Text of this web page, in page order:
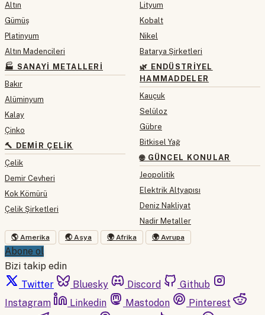
Altın
Gümüş
Platinyum
Altın Madencileri
🏭 SANAYI METALLERI
Bakır
Alüminyum
Kalay
Çinko
🔨 DEMIR ÇELIK
Çelik
Demir Cevheri
Kok Kömürü
Çelik Şirketleri
Lityum
Kobalt
Nikel
Batarya Şirketleri
🌿 ENDÜSTRIYEL
HAMMADDELER
Kauçuk
Selüloz
Gübre
Bitkisel Yağ
🌐 GÜNCEL KONULAR
Jeopolitik
Elektrik Altyapısı
Deniz Nakliyat
Nadir Metaller
🌎 Amerika 🌏 Asya 🌍 Afrika 🌍 Avrupa
Abone ol
Bizi takip edin
Twitter
Bluesky Discord
Github
Instagram
Linkedin Mastodon
Pinterest